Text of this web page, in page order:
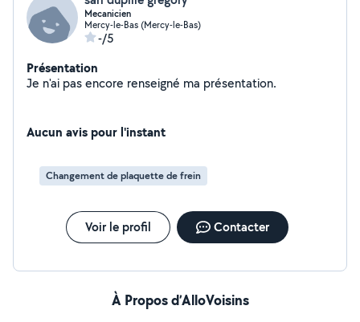
Mecanicien
Mercy-le-Bas (Mercy-le-Bas)
-/5
Présentation
Je n'ai pas encore renseigné ma présentation.
Aucun avis pour l'instant
Changement de plaquette de frein
Voir le profil Contacter
À Propos d’AlloVoisins